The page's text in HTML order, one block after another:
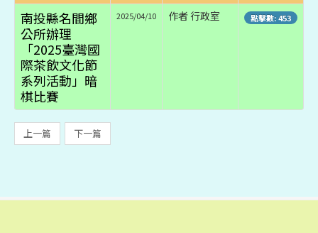
南投縣名間鄉
公所辦理
「2025臺灣國
際茶飲文化節
系列活動」暗
棋比賽
2025/04/10 作者 行政室 點擊數: 453
上一篇 下一篇